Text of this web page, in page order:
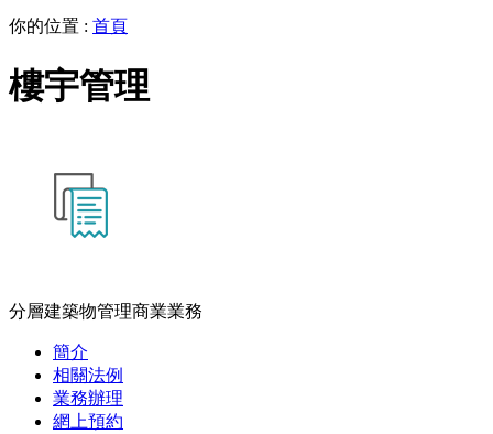
你的位置 : 首頁
樓宇管理
分層建築物管理商業業務
簡介
相關法例
業務辦理
網上預約